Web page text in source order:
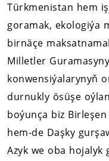
Türkmenistan hem
goramak, ekologiýa
birnäçe
Milletler
konwensiýalarynyň
durnukly ösüşe
boýunça biz
hem-de Daşky
Azyk we oba hojalyk